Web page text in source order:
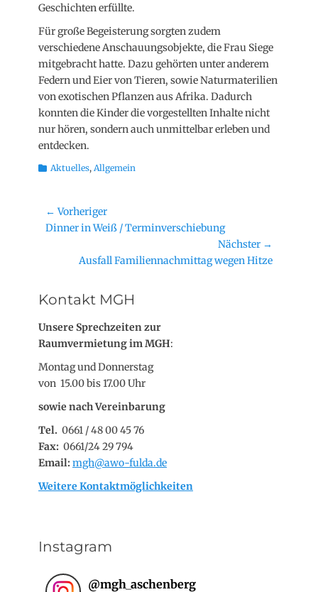
Geschichten erfüllte.
Für große Begeisterung sorgten zudem
verschiedene Anschauungsobjekte, die Frau Siege
mitgebracht hatte. Dazu gehörten unter anderem
Federn und Eier von Tieren, sowie Naturmaterilien
von exotischen Pflanzen aus Afrika. Dadurch
konnten die Kinder die vorgestellten Inhalte nicht
nur hören, sondern auch unmittelbar erleben und
entdecken.
Kategorien
Aktuelles, Allgemein
Beitragsnavigation
← Vorheriger
Vorheriger
Dinner in Weiß / Terminverschiebung
Nächster →
NächsterAusfall Familiennachmittag wegen Hitze
Kontakt MGH
Unsere Sprechzeiten zur
Raumvermietung im MGH:
Montag und Donnerstag
von 15.00 bis 17.00 Uhr
sowie nach Vereinbarung
Tel. 0661 / 48 00 45 76
Fax: 0661/24 29 794
Email: mgh@awo-fulda.de
Weitere Kontaktmöglichkeiten
Instagram
@mgh_aschenberg